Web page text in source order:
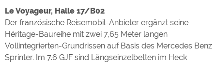
Le Voyageur, Halle 17/B02
Der französische Reisemobil-Anbieter ergänzt seine
Héritage-Baureihe mit zwei 7,65 Meter langen
Vollintegrierten-Grundrissen auf Basis des Mercedes Benz
Sprinter. Im 7.6 GJF sind Längseinzelbetten im Heck